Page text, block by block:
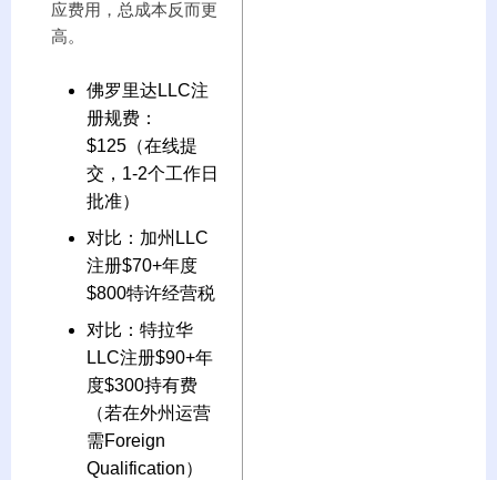
应费用，总成本反而更
高。
佛罗里达LLC注
册规费：
$125（在线提
交，1-2个工作日
批准）
对比：加州LLC
注册$70+年度
$800特许经营税
对比：特拉华
LLC注册$90+年
度$300持有费
（若在外州运营
需Foreign
Qualification）